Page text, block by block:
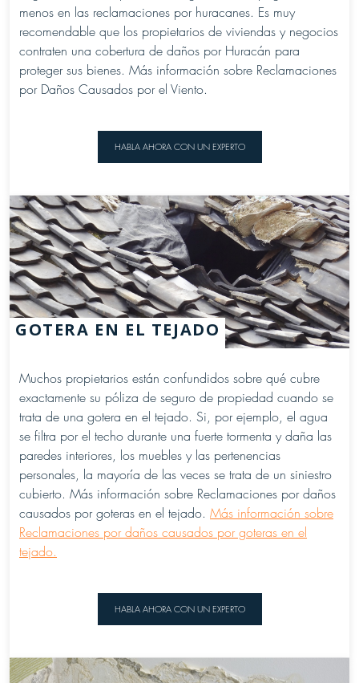
menos en las reclamaciones por huracanes. Es muy
recomendable que los propietarios de viviendas y negocios
contraten una cobertura de daños por Huracán para
proteger sus bienes. Más información sobre Reclamaciones
por Daños Causados por el Viento.
HABLA AHORA CON UN EXPERTO
GOTERA EN EL TEJADO
Muchos propietarios están confundidos sobre qué cubre
exactamente su póliza de seguro de propiedad cuando se
trata de una gotera en el tejado. Si, por ejemplo, el agua
se filtra por el techo durante una fuerte tormenta y daña las
paredes interiores, los muebles y las pertenencias
personales, la mayoría de las veces se trata de un siniestro
cubierto. Más información sobre Reclamaciones por daños
causados por goteras en el tejado. Más información sobre
Reclamaciones por daños causados por goteras en el
tejado.
HABLA AHORA CON UN EXPERTO